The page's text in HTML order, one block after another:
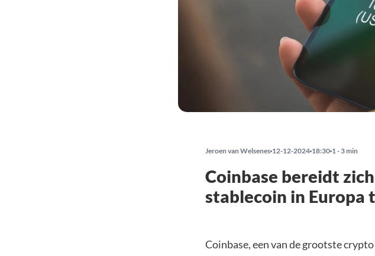
Jeroen van Welsenes 12-12-2024 18:30 1 - 3 min
Coinbase bereidt
stablecoin in Europa
Coinbase, een van de grootste